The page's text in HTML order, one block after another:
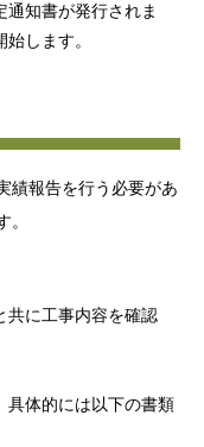
知書が発行されま
します。
績報告を行う必要があ
。
共に工事内容を確認
具体的には以下の書類